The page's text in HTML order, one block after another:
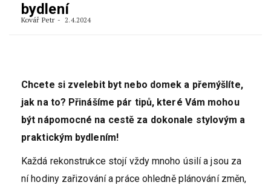
bydlení
Kovář Petr 2.4.2024
Chcete si zvelebit byt nebo domek a přemýšlíte,
jak na to? Přinášíme pár tipů, které Vám mohou
být nápomocné na cestě za dokonale stylovým a
praktickým bydlením!
Každá rekonstrukce stojí vždy mnoho úsilí a jsou za
ní hodiny zařizování a práce ohledně plánování změn,